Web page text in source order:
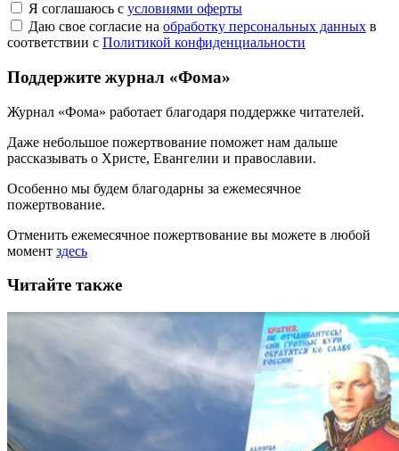
Я соглашаюсь с условиями оферты
Даю свое согласие на обработку персональных данных в
соответствии с Политикой конфиденциальности
Поддержите журнал «Фома»
Журнал «Фома» работает благодаря поддержке читателей.
Даже небольшое пожертвование поможет нам дальше
рассказывать о Христе, Евангелии и православии.
Особенно мы будем благодарны за ежемесячное
пожертвование.
Отменить ежемесячное пожертвование вы можете в любой
момент здесь
Читайте также